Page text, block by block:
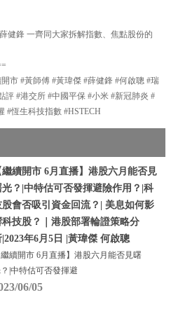
健鋒 一齊同大家拆解指數、焦點股份的
市 #黃師傅 #黃瑋傑 #薛健鋒 #何啟聰 #瑞
評 #港交所 #中國平保 #小米 #新冠肺炎 #
#恆生科技指數 #HSTECH
繼續開市 6月直播】港股六月能否見
光？|中特估可否發揮避險作用？|科
股會否吸引資金回流？| 美息如何影
科技股？｜港股部署輪證策略分
|2023年6月5日 |黃瑋傑 何啟聰
繼續開市 6月直播】港股六月能否見曙
|中特估可否發揮避
06/05